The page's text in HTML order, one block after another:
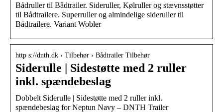
Bådruller til Bådtrailer. Sideruller, Kølruller og stævnsstøtter
til Bådtrailere. Superruller og almindelige sideruller til
Bådtrailere. Variant Wobler
http s://dnth.dk › Tilbehør › Bådtrailer Tilbehør
Siderulle | Sidestøtte med 2 ruller
inkl. spændebeslag
Dobbelt Siderulle | Sidestøtte med 2 ruller inkl.
spændebeslag for Neptun Navy – DNTH Trailer